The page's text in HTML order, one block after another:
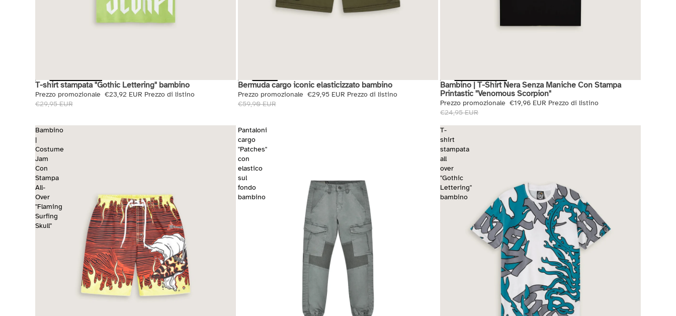
Saldi
T-shirt stampata "Gothic Lettering" bambino
Prezzo promozionale €23,92 EUR Prezzo di listino
€29,95 EUR
Saldi
Bermuda cargo iconic elasticizzato bambino
Prezzo promozionale €29,95 EUR Prezzo di listino
€59,90 EUR
Saldi
Bambino | T-Shirt Nera Senza Maniche Con Stampa
Printastic "Venomous Scorpion"
Prezzo promozionale €19,96 EUR Prezzo di listino
€24,95 EUR
Bambino
|
Costume
Jam
Con
Stampa
All-
Over
"Flaming
Surfing
Skull"
Pantaloni
cargo
"Patches"
con
elastico
sul
fondo
bambino
T-
shirt
stampata
all
over
"Gothic
Lettering"
bambino